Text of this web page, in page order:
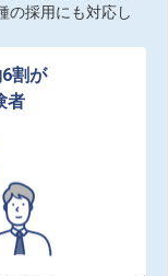
の採用にも対応し
割が
者